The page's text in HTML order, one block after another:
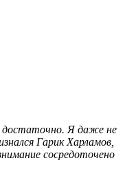
Я даже не
Гарик Харламов,
сосредоточено